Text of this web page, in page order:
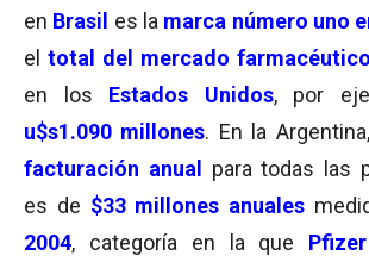
en Brasil es la marca número uno
el total del mercado farmacéutico
en los Estados Unidos, por
u$s1.090 millones. En la
facturación anual
para todas las
es de $33 millones anuales
2004, categoría en la que